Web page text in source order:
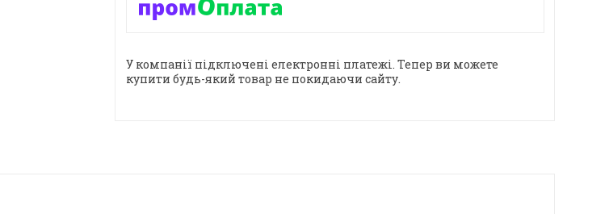
У компанії підключені електронні платежі. Тепер ви можете
купити будь-який товар не покидаючи сайту.